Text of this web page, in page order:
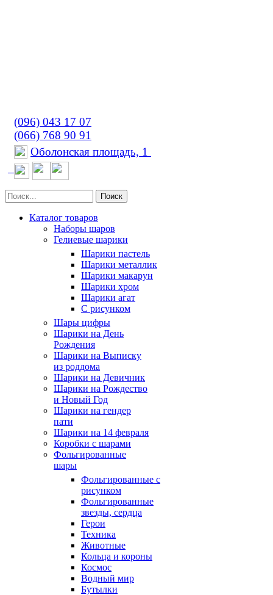
(096) 043 17 07
(066) 768 90 91
Оболонская площадь, 1
Поиск
Каталог товаров
Наборы шаров
Гелиевые шарики
Шарики пастель
Шарики металлик
Шарики макарун
Шарики хром
Шарики агат
С рисунком
Шары цифры
Шарики на День
Рождения
Шарики на Выписку
из роддома
Шарики на Девичник
Шарики на Рождество
и Новый Год
Шарики на гендер
пати
Шарики на 14 февраля
Коробки с шарами
Фольгированные
шары
Фольгированные с
рисунком
Фольгированные
звезды, сердца
Герои
Техника
Животные
Кольца и короны
Космос
Водный мир
Бутылки